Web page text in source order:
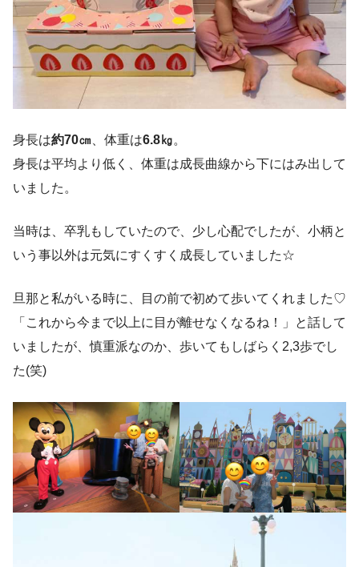
身長は約70㎝ 、体重は6.8㎏。
身長は平均より低く、体重は成長曲線から下にはみ出して
いました。
当時は、卒乳もしていたので、少し心配でしたが、小柄と
いう事以外は元気にすくすく成長していました☆
旦那と私がいる時に、目の前で初めて歩いてくれました♡
「これから今まで以上に目が離せなくなるね！」と話して
いましたが、慎重派なのか、歩いてもしばらく2,3歩でし
た(笑)